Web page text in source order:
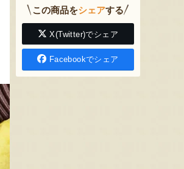
この商品をシェアする
X(Twitter)でシェア
Facebookでシェア